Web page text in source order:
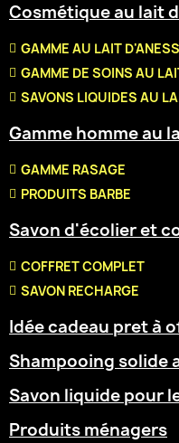
Cosmétique au lait
GAMME AU LAIT
GAMME DE SOINS AU
SAVONS LIQUIDES AU
Gamme homme au
GAMME RASAGE
PRODUITS BARBE
Savon d'écolier et
COFFRET COMPLET
SAVON RECHARGE
Idée cadeau pret à
Shampooing solide
Savon liquide pour
Produits ménagers